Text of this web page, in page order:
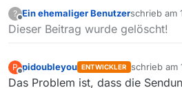
super! Nach dem
Auflösungen und
JJ
?
Offline
Ein ehemaliger Benutzerschrieb am
zuletzt
Dieser Beitrag wurde gelöscht!
P
Offline
pidoubleyou ENTWICKLER schrieb am
zuletzt
Das Problem ist, dass die